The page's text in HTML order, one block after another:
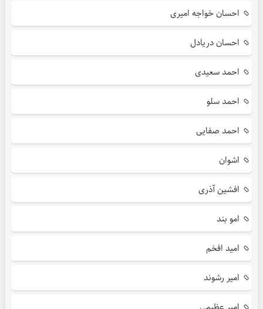
احسان خواجه امیری
احسان دریادل
احمد سعیدی
احمد سلو
احمد صفایی
اشوان
افشین آذری
امو بند
امید افخم
امیر رشوند